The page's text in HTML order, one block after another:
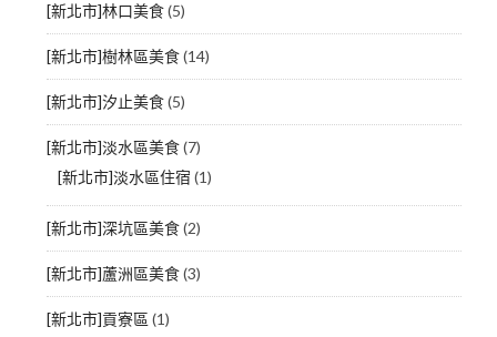
[新北市]林口美食(5)
[新北市]樹林區美食(14)
[新北市]汐止美食(5)
[新北市]淡水區美食(7)
[新北市]淡水區住宿 (1)
[新北市]深坑區美食(2)
[新北市]蘆洲區美食(3)
[新北市]貢寮區 (1)